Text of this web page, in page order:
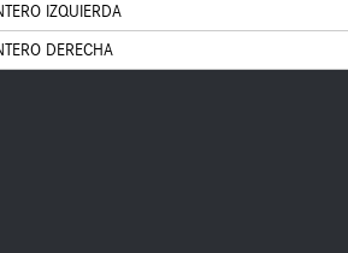
IZQUIERDA
DERECHA